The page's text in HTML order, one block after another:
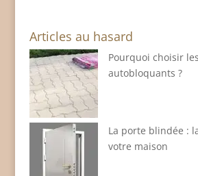
Articles au hasard
Pourquoi choisir
autobloquants ?
La porte blindée :
votre maison